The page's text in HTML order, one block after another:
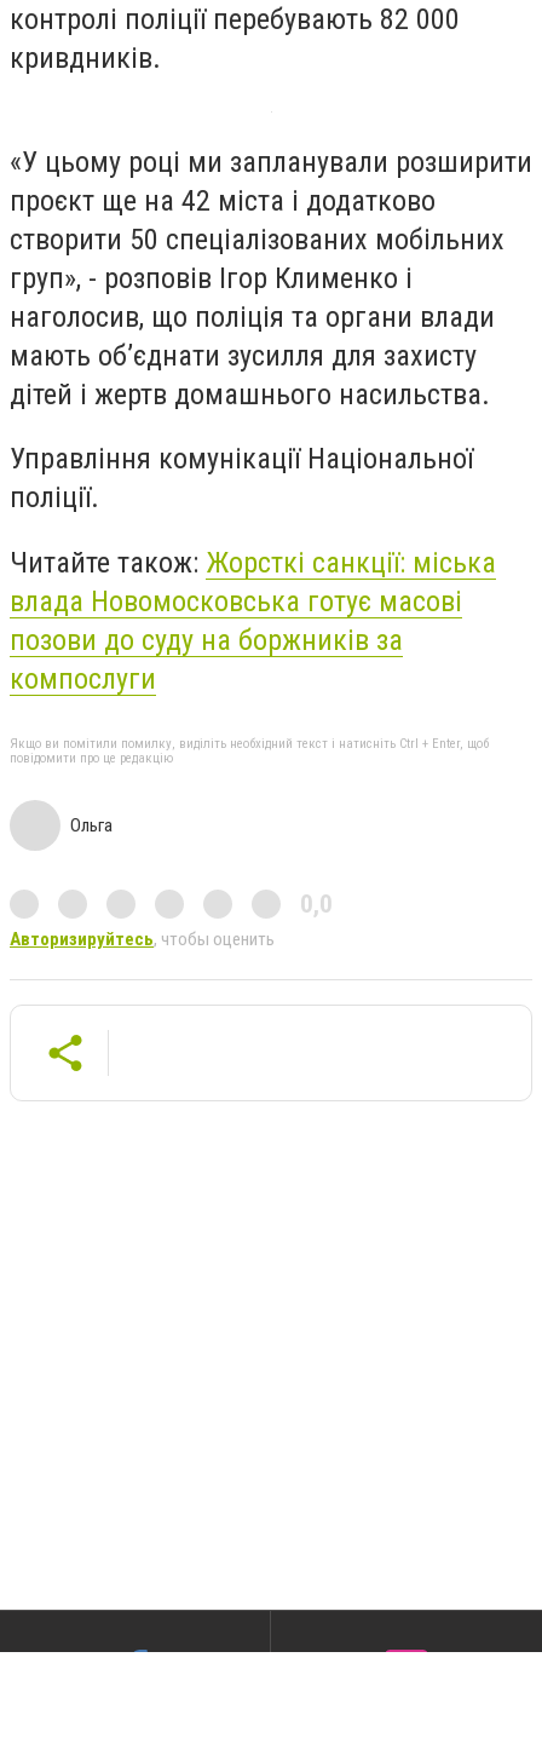
контролі поліції перебувають 82 000
кривдників.
«У цьому році ми запланували розширити
проєкт ще на 42 міста і додатково
створити 50 спеціалізованих мобільних
груп», - розповів Ігор Клименко і
наголосив, що поліція та органи влади
мають об’єднати зусилля для захисту
дітей і жертв домашнього насильства.
Управління комунікації Національної
поліції.
Читайте також: Жорсткі санкції: міська
влада Новомосковська готує масові
позови до суду на боржників за
компослуги
Якщо ви помітили помилку, виділіть необхідний текст і натисніть Ctrl + Enter, щоб
повідомити про це редакцію
Ольга
0,0
Авторизируйтесь, чтобы оценить